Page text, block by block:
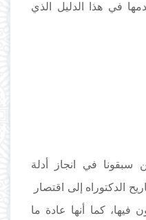
في هذا الدليل الذي
سبقونا في انجاز أدلة
الدكتوراه إلى اقتصار
فيها، كما أنها عادة ما